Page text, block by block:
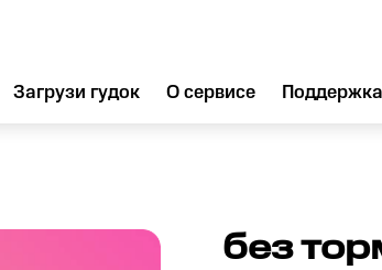
Загрузи гудок О сервисе Поддержка
без